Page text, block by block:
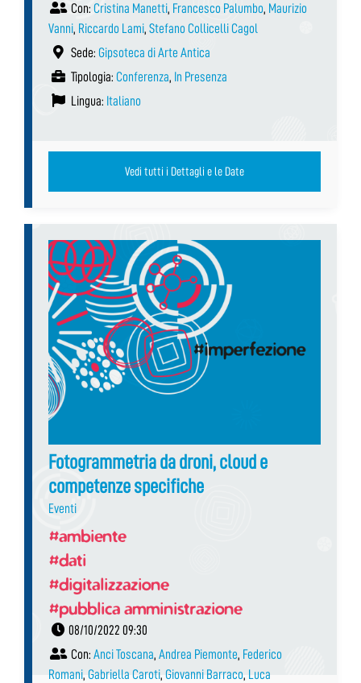
Con: Cristina Manetti, Francesco Palumbo, Maurizio
Vanni, Riccardo Lami, Stefano Collicelli Cagol
Sede: Gipsoteca di Arte Antica
Tipologia: Conferenza, In Presenza
Lingua: Italiano
Vedi tutti i Dettagli e le Date
Fotogrammetria da droni, cloud e
competenze specifiche
Eventi
#ambiente
#dati
#digitalizzazione
#pubblica amministrazione
08/10/2022 09:30
Con: Anci Toscana, Andrea Piemonte, Federico
Romani, Gabriella Caroti, Giovanni Barraco, Luca